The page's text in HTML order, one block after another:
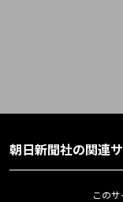
朝日新聞社の関連
この